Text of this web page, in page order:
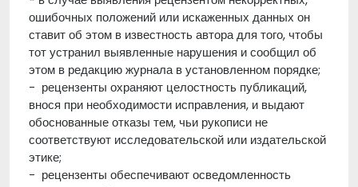
ошибочных положений или искаженных данных он
ставит об этом в известность автора для того, чтобы
тот устранил выявленные нарушения и сообщил об
этом в редакцию журнала в установленном порядке;
- рецензенты охраняют целостность публикаций,
внося при необходимости исправления, и выдают
обоснованные отказы тем, чьи рукописи не
соответствуют исследовательской или издательской
этике;
- рецензенты обеспечивают осведомленность